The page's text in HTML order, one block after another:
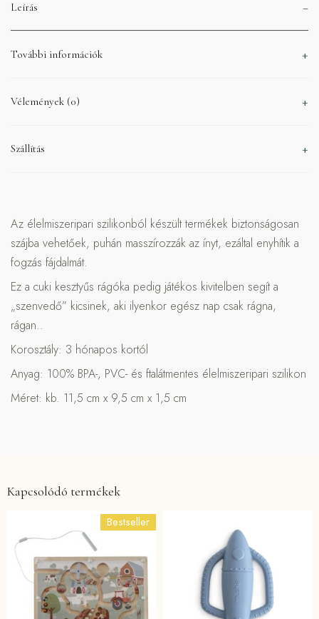
Leírás
További információk
Vélemények (0)
Szállítás
Az élelmiszeripari szilikonból készült termékek biztonságosan
szájba vehetőek, puhán masszírozzák az ínyt, ezáltal enyhítik a
fogzás fájdalmát.
Ez a cuki kesztyűs rágóka pedig játékos kivitelben segít a
„szenvedő” kicsinek, aki ilyenkor egész nap csak rágna,
rágan..
Korosztály: 3 hónapos kortól
Anyag: 100% BPA-, PVC- és ftalátmentes élelmiszeripari szilikon
Méret: kb. 11,5 cm x 9,5 cm x 1,5 cm
Kapcsolódó termékek
Bestseller